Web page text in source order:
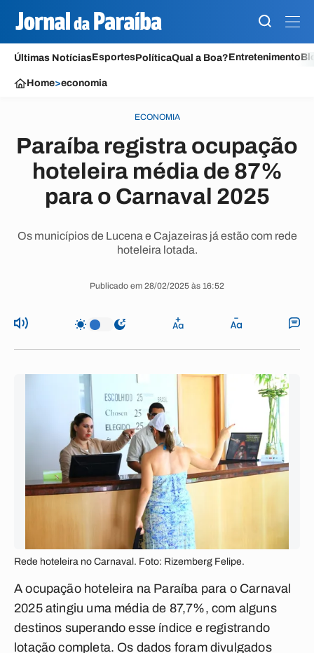
Últimas NotíciasEsportesPolíticaQual a Boa?Entretenimento
Home>economia
ECONOMIA
Paraíba registra ocupação
hoteleira média de 87%
para o Carnaval 2025
Os municípios de Lucena e Cajazeiras já estão com rede
hoteleira lotada.
Publicado em 28/02/2025 às 16:52
Rede hoteleira no Carnaval. Foto: Rizemberg Felipe.
A ocupação hoteleira na Paraíba para o Carnaval
2025 atingiu uma média de 87,7%, com alguns
destinos superando esse índice e registrando
lotação completa. Os dados foram divulgados